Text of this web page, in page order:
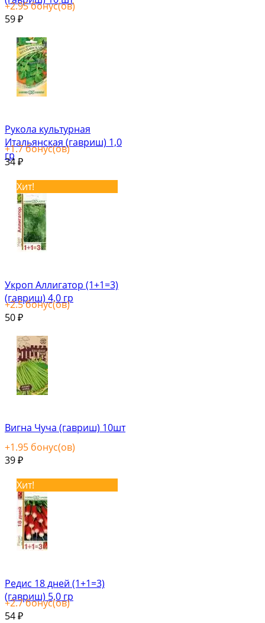
+2.95бонус(ов)
59 ₽
Рукола культурная
Итальянская (гавриш) 1,0
гр
+1.7бонус(ов)
34 ₽
Хит!
Укроп Аллигатор (1+1=3)
(гавриш) 4,0 гр
+2.5бонус(ов)
50 ₽
Вигна Чуча (гавриш) 10шт
+1.95 бонус(ов)
39 ₽
Хит!
Редис 18 дней (1+1=3)
(гавриш) 5,0 гр
+2.7бонус(ов)
54 ₽